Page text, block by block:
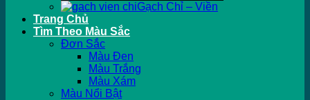
Gạch Chỉ – Viền
Trang Chủ
Tìm Theo Màu Sắc
Đơn Sắc
Màu Đen
Màu Trắng
Màu Xám
Màu Nổi Bật